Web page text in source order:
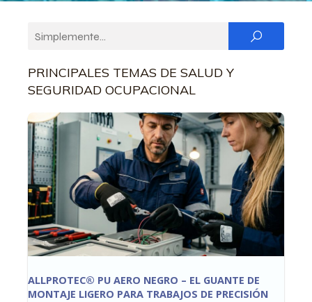
PRINCIPALES TEMAS DE SALUD Y
SEGURIDAD OCUPACIONAL
ALLPROTEC® PU AERO NEGRO – EL GUANTE DE
MONTAJE LIGERO PARA TRABAJOS DE PRECISIÓN